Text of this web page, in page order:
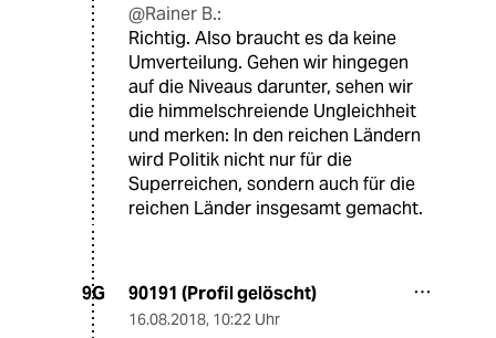
@Rainer B.:
Richtig. Also braucht es da keine
Umverteilung. Gehen wir hingegen
auf die Niveaus darunter, sehen wir
die himmelschreiende Ungleichheit
und merken: In den reichen Ländern
wird Politik nicht nur für die
Superreichen, sondern auch für die
reichen Länder insgesamt gemacht.
9G 90191 (Profil gelöscht)
16.08.2018, 10:22 Uhr